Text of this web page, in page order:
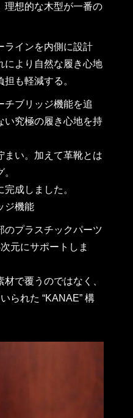
理想的な木型が一番の
ラインを内側に設計
により自然な履き心地
も軽減する。
チブリッジ機能を追
い究極の履き心地を持
まい。加えて革靴とは
成しました。
ジ機能
のプラスチックパーツ
元にサポートしま
で覆うのではなく、
られた “KANAE” 構